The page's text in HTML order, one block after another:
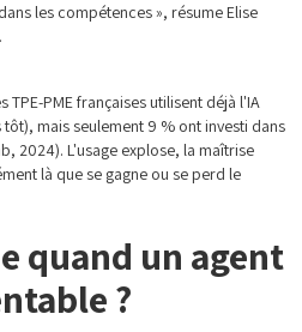
les compétences », résume Elise
TPE-PME françaises utilisent déjà l'IA
mais seulement 9 % ont investi dans
2024). L'usage explose, la maîtrise
là que se gagne ou se perd le
quand un agent
?